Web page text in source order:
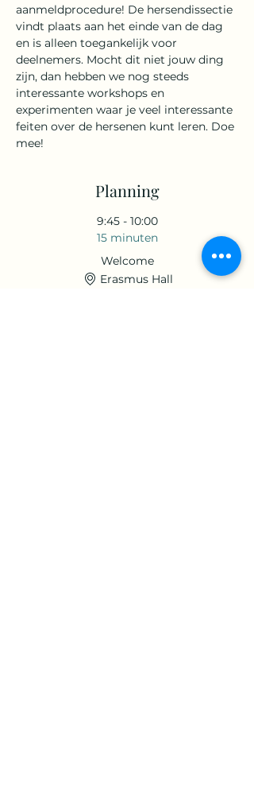
aanmeldprocedure! De hersendissectie
vindt plaats aan het einde van de dag
en is alleen toegankelijk voor
deelnemers. Mocht dit niet jouw ding
zijn, dan hebben we nog steeds
interessante workshops en
experimenten waar je veel interessante
feiten over de hersenen kunt leren. Doe
mee!
Planning
9:45 - 10:00
15 minuten
Welcome
Erasmus Hall